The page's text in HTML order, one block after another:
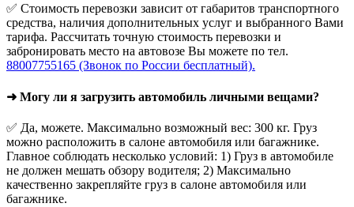
✅ Стоимость перевозки зависит от габаритов транспортного
средства, наличия дополнительных услуг и выбранного Вами
тарифа. Рассчитать точную стоимость перевозки и
забронировать место на автовозе Вы можете по тел.
88007755165 (Звонок по России бесплатный).
➜ Могу ли я загрузить автомобиль личными вещами?
✅ Да, можете. Максимально возможный вес: 300 кг. Груз
можно расположить в салоне автомобиля или багажнике.
Главное соблюдать несколько условий: 1) Груз в автомобиле
не должен мешать обзору водителя; 2) Максимально
качественно закрепляйте груз в салоне автомобиля или
багажнике.